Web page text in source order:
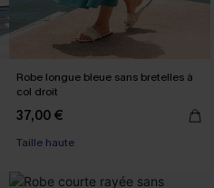
Robe longue bleue sans bretelles à
col droit
37,00 €
Taille haute